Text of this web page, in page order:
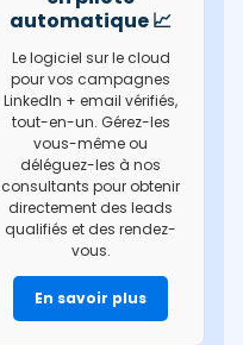
automatique 📈
Le logiciel sur le cloud
pour vos campagnes
LinkedIn + email vérifiés,
tout-en-un. Gérez-les
vous-même ou
déléguez-les à nos
consultants pour obtenir
directement des leads
qualifiés et des rendez-
vous.
En savoir plus